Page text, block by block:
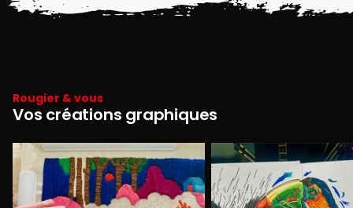
Rougier & vous
Vos créations graphiques